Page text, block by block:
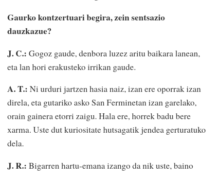
Gaurko kontzertuari begira, zein sentsazio
dauzkazue?
J. C.: Gogoz gaude, denbora luzez aritu baikara lanean,
eta lan hori erakusteko irrikan gaude.
A. T.: Ni urduri jartzen hasia naiz, izan ere oporrak izan
direla, eta gutariko asko San Ferminetan izan garelako,
orain gainera etorri zaigu. Hala ere, horrek badu bere
xarma. Uste dut kuriositate hutsagatik jendea gerturatuko
dela.
J. R.: Bigarren hartu-emana izango da nik uste, baino